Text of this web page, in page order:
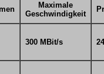
Maximale
Geschwindigkeit
300 MBit/s